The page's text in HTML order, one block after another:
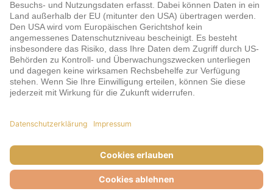
Zahlungsarten & Sicherheit
AGB
Datenschutz